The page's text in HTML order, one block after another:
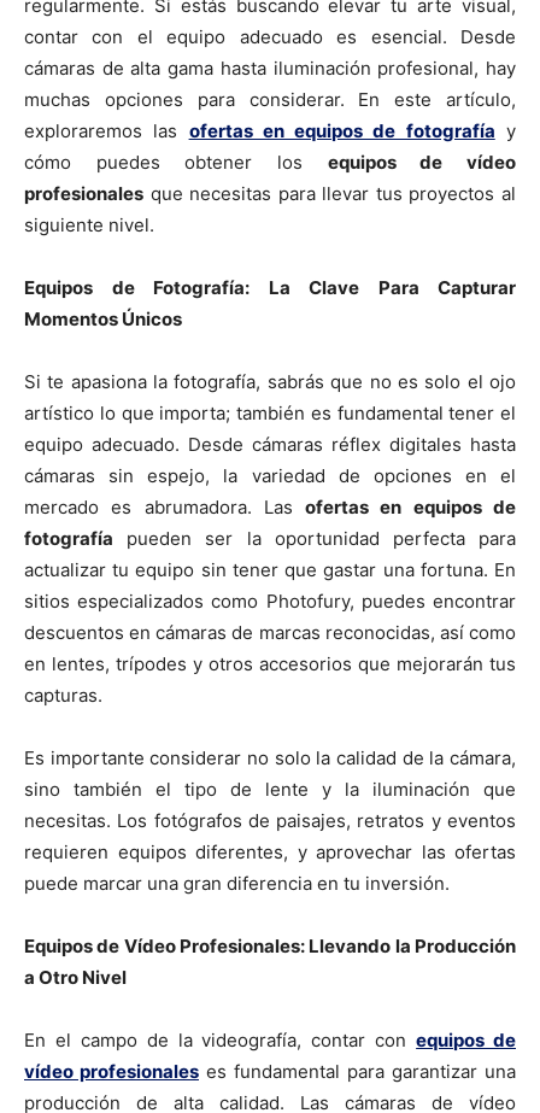
regularmente. Si estás buscando elevar tu arte visual,
contar con el equipo adecuado es esencial. Desde
cámaras de alta gama hasta iluminación profesional, hay
muchas opciones para considerar. En este artículo,
exploraremos las ofertas en equipos de fotografía y
cómo puedes obtener los equipos de vídeo
profesionales que necesitas para llevar tus proyectos al
siguiente nivel.
Equipos de Fotografía: La Clave Para Capturar
Momentos Únicos
Si te apasiona la fotografía, sabrás que no es solo el ojo
artístico lo que importa; también es fundamental tener el
equipo adecuado. Desde cámaras réflex digitales hasta
cámaras sin espejo, la variedad de opciones en el
mercado es abrumadora. Lasofertas en equipos de
fotografía pueden ser la oportunidad perfecta para
actualizar tu equipo sin tener que gastar una fortuna. En
sitios especializados como Photofury, puedes encontrar
descuentos en cámaras de marcas reconocidas, así como
en lentes, trípodes y otros accesorios que mejorarán tus
capturas.
Es importante considerar no solo la calidad de la cámara,
sino también el tipo de lente y la iluminación que
necesitas. Los fotógrafos de paisajes, retratos y eventos
requieren equipos diferentes, y aprovechar las ofertas
puede marcar una gran diferencia en tu inversión.
Equipos de Vídeo Profesionales: Llevando la Producción
a Otro Nivel
En el campo de la videografía, contar conequipos de
vídeo profesionales es fundamental para garantizar una
producción de alta calidad. Las cámaras de vídeo